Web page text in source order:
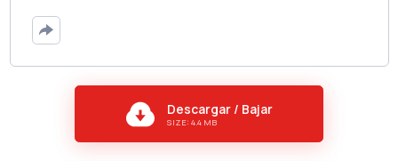
Descargar / Bajar
SIZE: 4.4 MB